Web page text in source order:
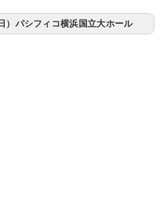
）パシフィコ横浜国立大ホール